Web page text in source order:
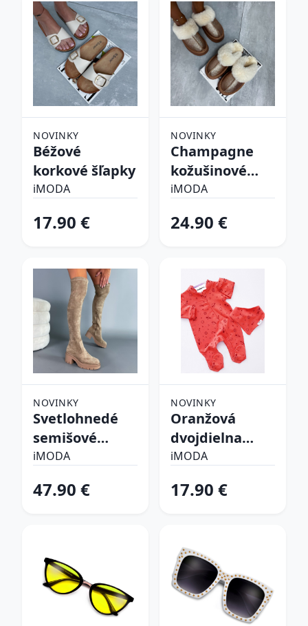
NOVINKY
Béžové
korkové šľapky
iMODA
17.90 €
NOVINKY
Champagne
kožušinové
šľapky
iMODA
24.90 €
NOVINKY
Svetlohnedé
semišové
vysoké čižmy
iMODA
47.90 €
NOVINKY
Oranžová
dvojdielna
bavlnená
iMODA
17.90 €